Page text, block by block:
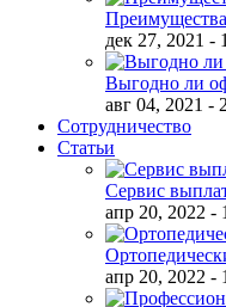
Преимущества
дек 27, 2021 -
Выгодно ли
авг 04, 2021 -
Сотрудничество
Статьи
Сервис
апр 20, 2022 -
апр 20, 2022 -